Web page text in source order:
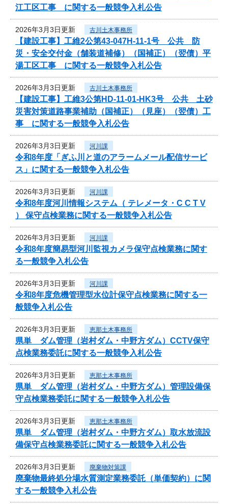
江工区工事 に関する一般競争入札公告
2026年3月3日更新 古川土木事務所
【建設工事】工維2公第43-047H-11-1号 公共 防
災・安全交付金（舗装道補修）（国補正）（翌債）平
湯工区工事 に関する一般競争入札公告
2026年3月3日更新 古川土木事務所
【建設工事】工維3公第HD-11-01-HK3号 公共 土砂
災害対策道路事業補助（国補正）（見座）（翌債）工
事 に関する一般競争入札公告
2026年3月3日更新 河川課
令和8年度「ぎふ川と道のアラームメール配信サービ
ス」に関する一般競争入札公告
2026年3月3日更新 河川課
令和8年度河川情報システム（ テレメータ・C C T V
） 保守点検業務に関する一般競争入札公告
2026年3月3日更新 河川課
令和8年度簡易型河川監視カメラ保守点検業務に関す
る一般競争入札公告
2026年3月3日更新 河川課
令和8年度危機管理型水位計保守点検業務に関する一
般競争入札公告
2026年3月3日更新 恵那土木事務所
県単 ダム管理（岩村ダム・中野方ダム）CCTV保守
点検業務委託に関する一般競争入札公告
2026年3月3日更新 恵那土木事務所
県単 ダム管理（岩村ダム・中野方ダム）管理設備保
守点検業務委託に関する一般競争入札公告
2026年3月3日更新 恵那土木事務所
県単 ダム管理（岩村ダム・中野方ダム）取水放流設
備保守点検業務委託に関する一般競争入札公告
2026年3月3日更新 廃棄物対策課
廃棄物最終処分場水質測定業務委託（単価契約）に関
する一般競争入札公告